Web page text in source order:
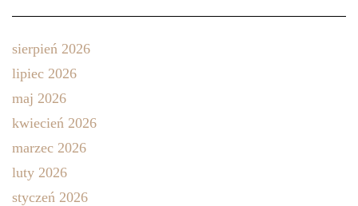
sierpień 2026
lipiec 2026
maj 2026
kwiecień 2026
marzec 2026
luty 2026
styczeń 2026